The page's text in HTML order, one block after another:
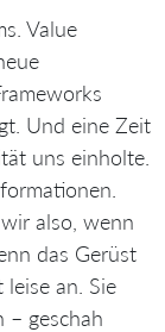
Value
Und eine Zeit
uns einholte.
also, wenn
das Gerüst
an. Sie
– geschah